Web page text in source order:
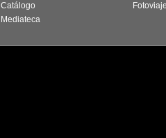
Catálogo
Mediateca